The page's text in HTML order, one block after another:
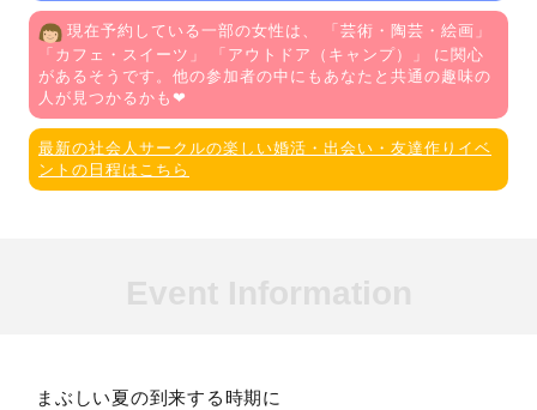
現在予約している一部の女性は、 「 芸術・陶芸・絵画 」
「 カフェ・スイーツ 」 「アウトドア（キャンプ）
」 に関心
があるそうです。他の参加者の中にもあなたと共通の趣味の
人が見つかるかも❤
最新の社会人サークルの楽しい婚活・出会い・友達作りイベ
ントの日程はこちら
まぶしい夏の到来する時期に